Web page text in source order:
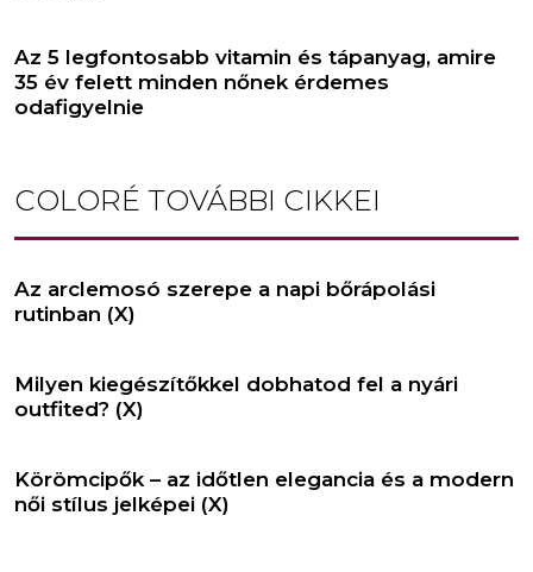
Az 5 legfontosabb vitamin és tápanyag, amire
35 év felett minden nőnek érdemes
odafigyelnie
COLORÉ TOVÁBBI CIKKEI
Az arclemosó szerepe a napi bőrápolási
rutinban (X)
Milyen kiegészítőkkel dobhatod fel a nyári
outfited? (X)
Körömcipők – az időtlen elegancia és a modern
női stílus jelképei (X)